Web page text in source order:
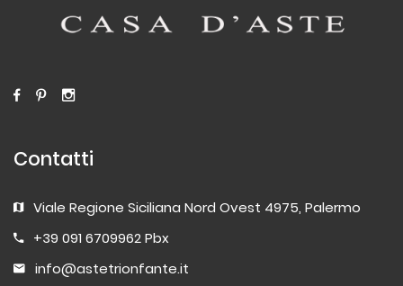
Contatti
Viale Regione Siciliana Nord Ovest 4975, Palermo
+39 091 6709962 Pbx
info@astetrionfante.it